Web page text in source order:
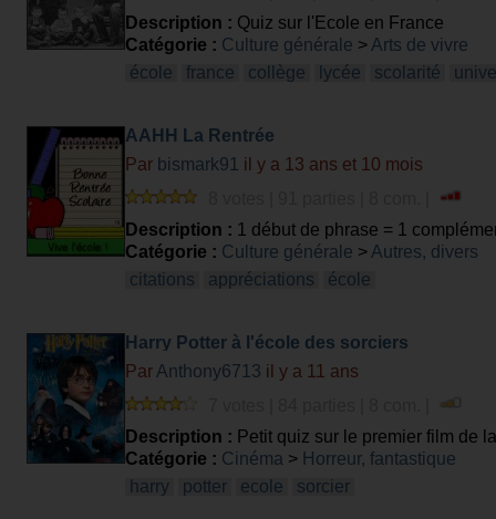
Description : Quiz sur l'Ecole en France
Catégorie : Culture générale > Arts de vivre
école
france collège lycée scolarité
AAHH La Rentrée
Par bismark91 il y a 13 ans et 10 mois
Description : 1 début de phrase = 1
Catégorie : Culture générale > Autres, divers
citations
appréciations école
Harry Potter à l'école des sorciers
Par Anthony6713 il y a 11 ans
Description : Petit quiz sur le premier film de
Catégorie : Cinéma > Horreur, fantastique
harry
potter ecole sorcier